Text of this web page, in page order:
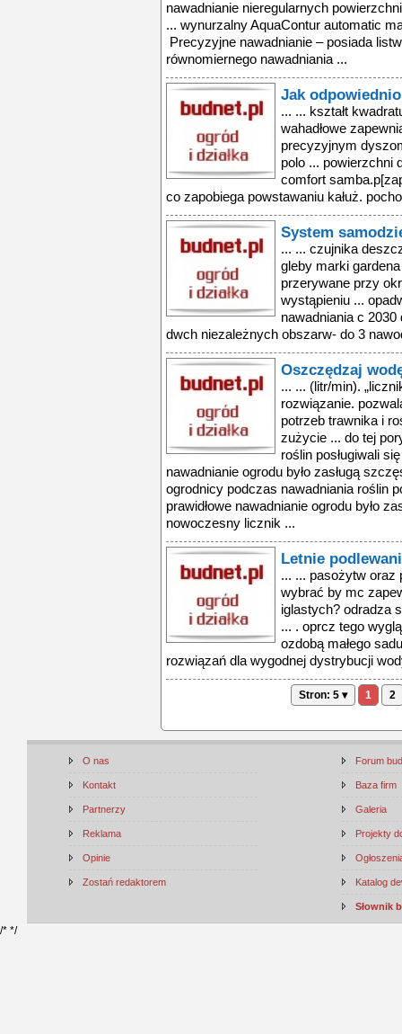
nawadnianie nieregularnych
... wynurzalny AquaContur automatic
Precyzyjne nawadnianie – posiada
równomiernego nawadniania ...
Jak
... ... kształt
wahadłowe
precyzyjnym
polo ... powierzchni
comfort
co zapobiega powstawaniu kałuż.
System
... ... czujnika
gleby marki
przerywane przy
wystąpieniu ...
nawadniania c
dwch niezależnych obszarw- do 3
Oszczędzaj
... ... (litr/min).
rozwiązanie.
potrzeb trawnika i
zużycie ... do tej
roślin posługiwali
nawadnianie ogrodu było zasługą
ogrodnicy podczas nawadniania roślin
prawidłowe nawadnianie ogrodu było
nowoczesny licznik ...
Letnie
... ... pasożytw oraz
wybrać by mc
iglastych? odradza
... . oprcz tego
ozdobą małego
rozwiązań dla wygodnej dystrybucji
Stron: 5 ▾ 1 2
O nas
Kontakt
Partnerzy
Reklama
Opinie
Zostań redaktorem
Forum
Baza firm
Galeria
Projekty
Katalog
Słownik
/* */